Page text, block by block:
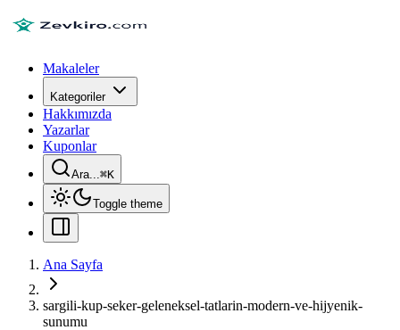
Makaleler
Kategoriler
Hakkımızda
Yazarlar
Kuponlar
Ara...⌘K
Toggle theme
Ana Sayfa
sargili-kup-seker-geleneksel-tatlarin-modern-ve-hijyenik-
sunumu